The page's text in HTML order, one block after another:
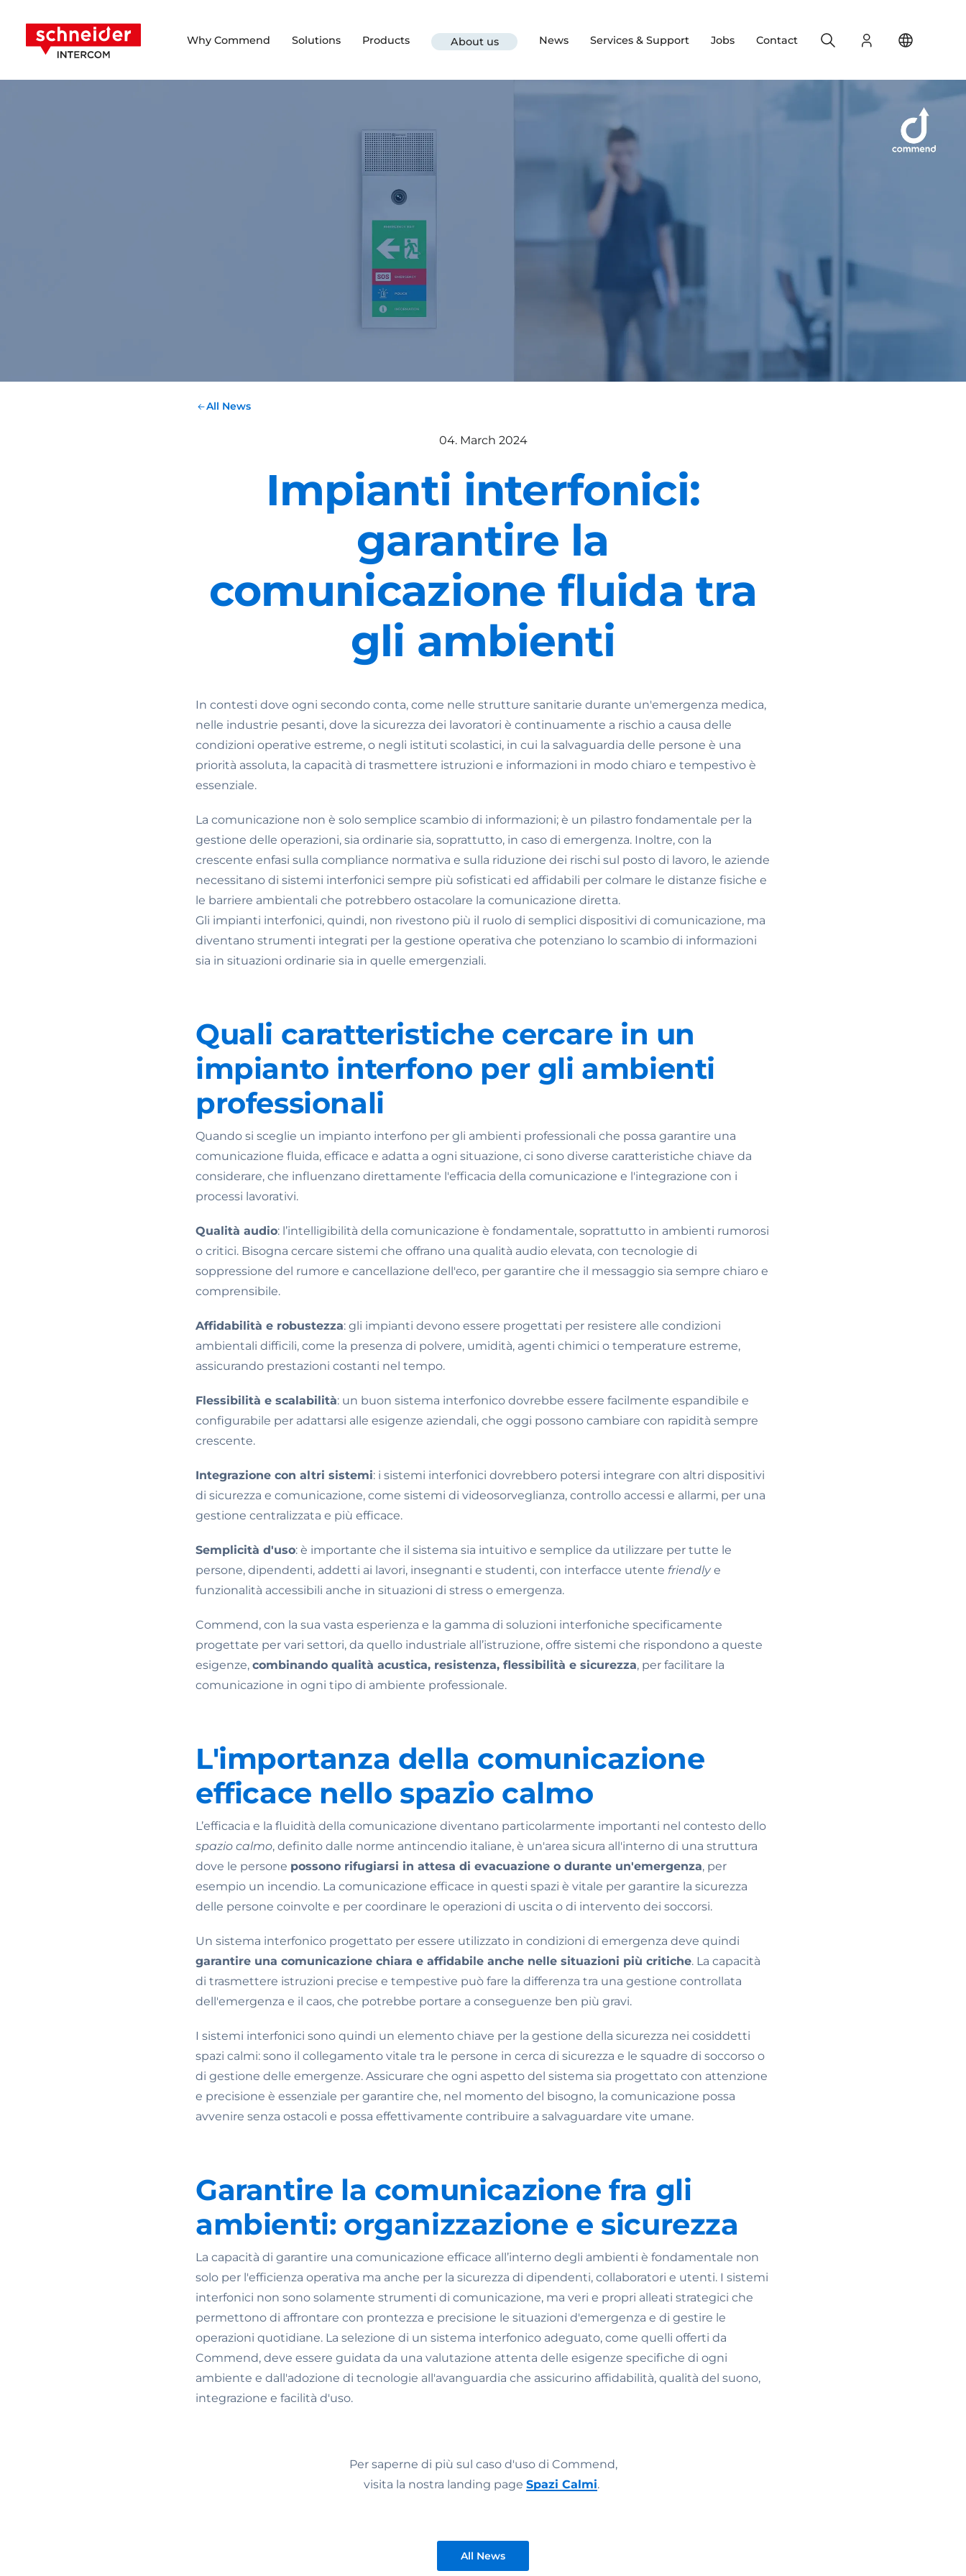
Why Commend Solutions Products About us News Services & Support Jobs Contact Login
Search
All News
04. March 2024
Impianti interfonici:
garantire la
comunicazione fluida tra
gli ambienti
In contesti dove ogni secondo conta, come nelle strutture sanitarie durante un'emergenza medica,
nelle industrie pesanti, dove la sicurezza dei lavoratori è continuamente a rischio a causa delle
condizioni operative estreme, o negli istituti scolastici, in cui la salvaguardia delle persone è una
priorità assoluta, la capacità di trasmettere istruzioni e informazioni in modo chiaro e tempestivo è
essenziale.
La comunicazione non è solo semplice scambio di informazioni; è un pilastro fondamentale per la
gestione delle operazioni, sia ordinarie sia, soprattutto, in caso di emergenza. Inoltre, con la
crescente enfasi sulla compliance normativa e sulla riduzione dei rischi sul posto di lavoro, le aziende
necessitano di sistemi interfonici sempre più sofisticati ed affidabili per colmare le distanze fisiche e
le barriere ambientali che potrebbero ostacolare la comunicazione diretta.
Gli impianti interfonici, quindi, non rivestono più il ruolo di semplici dispositivi di comunicazione, ma
diventano strumenti integrati per la gestione operativa che potenziano lo scambio di informazioni
sia in situazioni ordinarie sia in quelle emergenziali.
Quali caratteristiche cercare in un
impianto interfono per gli ambienti
professionali
Quando si sceglie un impianto interfono per gli ambienti professionali che possa garantire una
comunicazione fluida, efficace e adatta a ogni situazione, ci sono diverse caratteristiche chiave da
considerare, che influenzano direttamente l'efficacia della comunicazione e l'integrazione con i
processi lavorativi.
Qualità audio: l’intelligibilità della comunicazione è fondamentale, soprattutto in ambienti rumorosi
o critici. Bisogna cercare sistemi che offrano una qualità audio elevata, con tecnologie di
soppressione del rumore e cancellazione dell'eco, per garantire che il messaggio sia sempre chiaro e
comprensibile.
Affidabilità e robustezza: gli impianti devono essere progettati per resistere alle condizioni
ambientali difficili, come la presenza di polvere, umidità, agenti chimici o temperature estreme,
assicurando prestazioni costanti nel tempo.
Flessibilità e scalabilità: un buon sistema interfonico dovrebbe essere facilmente espandibile e
configurabile per adattarsi alle esigenze aziendali, che oggi possono cambiare con rapidità sempre
crescente.
Integrazione con altri sistemi: i sistemi interfonici dovrebbero potersi integrare con altri dispositivi
di sicurezza e comunicazione, come sistemi di videosorveglianza, controllo accessi e allarmi, per una
gestione centralizzata e più efficace.
Semplicità d'uso: è importante che il sistema sia intuitivo e semplice da utilizzare per tutte le
persone, dipendenti, addetti ai lavori, insegnanti e studenti, con interfacce utente friendlye
funzionalità accessibili anche in situazioni di stress o emergenza.
Commend, con la sua vasta esperienza e la gamma di soluzioni interfoniche specificamente
progettate per vari settori, da quello industriale all’istruzione, offre sistemi che rispondono a queste
esigenze, combinando qualità acustica, resistenza, flessibilità e sicurezza, per facilitare la
comunicazione in ogni tipo di ambiente professionale.
L'importanza della comunicazione
efficace nello spazio calmo
L’efficacia e la fluidità della comunicazione diventano particolarmente importanti nel contesto dello
spazio calmo, definito dalle norme antincendio italiane, è un'area sicura all'interno di una struttura
dove le persone possono rifugiarsi in attesa di evacuazione o durante un'emergenza, per
esempio un incendio. La comunicazione efficace in questi spazi è vitale per garantire la sicurezza
delle persone coinvolte e per coordinare le operazioni di uscita o di intervento dei soccorsi.
Un sistema interfonico progettato per essere utilizzato in condizioni di emergenza deve quindi
garantire una comunicazione chiara e affidabile anche nelle situazioni più critiche. La capacità
di trasmettere istruzioni precise e tempestive può fare la differenza tra una gestione controllata
dell'emergenza e il caos, che potrebbe portare a conseguenze ben più gravi.
I sistemi interfonici sono quindi un elemento chiave per la gestione della sicurezza nei cosiddetti
spazi calmi: sono il collegamento vitale tra le persone in cerca di sicurezza e le squadre di soccorso o
di gestione delle emergenze. Assicurare che ogni aspetto del sistema sia progettato con attenzione
e precisione è essenziale per garantire che, nel momento del bisogno, la comunicazione possa
avvenire senza ostacoli e possa effettivamente contribuire a salvaguardare vite umane.
Garantire la comunicazione fra gli
ambienti: organizzazione e sicurezza
La capacità di garantire una comunicazione efficace all’interno degli ambienti è fondamentale non
solo per l'efficienza operativa ma anche per la sicurezza di dipendenti, collaboratori e utenti. I sistemi
interfonici non sono solamente strumenti di comunicazione, ma veri e propri alleati strategici che
permettono di affrontare con prontezza e precisione le situazioni d'emergenza e di gestire le
operazioni quotidiane. La selezione di un sistema interfonico adeguato, come quelli offerti da
Commend, deve essere guidata da una valutazione attenta delle esigenze specifiche di ogni
ambiente e dall'adozione di tecnologie all'avanguardia che assicurino affidabilità, qualità del suono,
integrazione e facilità d'uso.
Per saperne di più sul caso d'uso di Commend,
visita la nostra landing page Spazi Calmi.
All News